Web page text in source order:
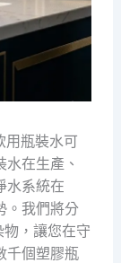
用瓶裝水可
在生產、
水系統在
。我們將分
物，讓您在守
千個塑膠瓶